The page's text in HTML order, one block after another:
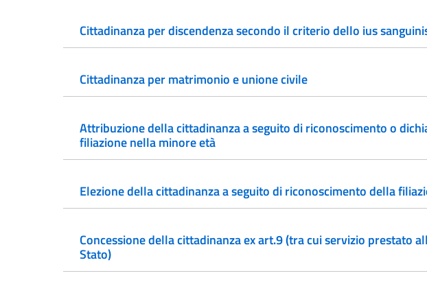
Cittadinanza per discendenza secondo il criterio dello ius
Cittadinanza per matrimonio e unione civile
Attribuzione della cittadinanza a seguito di riconoscimento o
filiazione nella minore età
Elezione della cittadinanza a seguito di riconoscimento della
Concessione della cittadinanza ex art.9 (tra cui servizio prestato
Stato)